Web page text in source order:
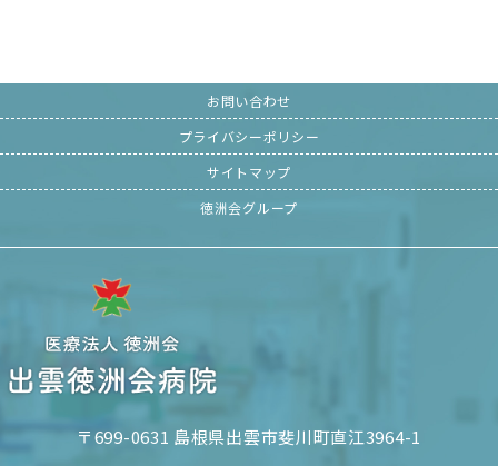
お問い合わせ
プライバシーポリシー
サイトマップ
徳洲会グループ
〒699-0631 島根県出雲市斐川町直江3964-1